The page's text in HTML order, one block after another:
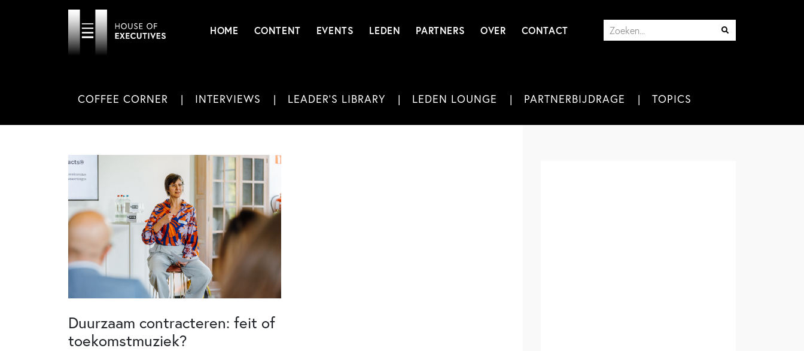
HOME CONTENT EVENTS LEDEN PARTNERS OVER CONTACT
COFFEE CORNER INTERVIEWS LEADER'S LIBRARY LEDEN LOUNGE PARTNERBIJDRAGE TOPICS
Duurzaam contracteren: feit of
toekomstmuziek?